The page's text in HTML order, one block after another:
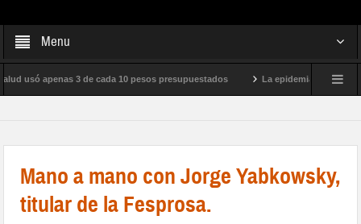
Menu
usó apenas 3 de cada 10 pesos presupuestados La epidemia de
Mano a mano con Jorge Yabkowsky,
titular de la Fesprosa.